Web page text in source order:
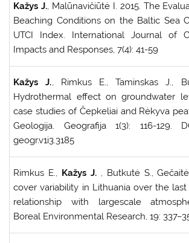
Kažys J., Malūnavičiūtė I. 2015. The
Beaching Conditions on the Baltic Sea
UTCI Index. International Journal of
Impacts and Responses, 7(4): 41-59
Kažys J., Rimkus E., Taminskas J.,
Hydrothermal effect on groundwater
case studies of Čepkeliai and Rėkyva
Geologija. Geografija 1(3): 116-129.
geogr.v1i3.3185
Rimkus E., Kažys J. , Butkutė S.,
cover variability in Lithuania over the
relationship with largescale
Boreal Environmental Research, 19: